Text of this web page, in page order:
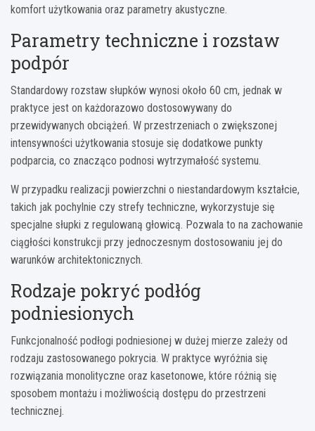
komfort użytkowania oraz parametry akustyczne.
Parametry techniczne i rozstaw
podpór
Standardowy rozstaw słupków wynosi około 60 cm, jednak w
praktyce jest on każdorazowo dostosowywany do
przewidywanych obciążeń. W przestrzeniach o zwiększonej
intensywności użytkowania stosuje się dodatkowe punkty
podparcia, co znacząco podnosi wytrzymałość systemu.
W przypadku realizacji powierzchni o niestandardowym kształcie,
takich jak pochylnie czy strefy techniczne, wykorzystuje się
specjalne słupki z regulowaną głowicą. Pozwala to na zachowanie
ciągłości konstrukcji przy jednoczesnym dostosowaniu jej do
warunków architektonicznych.
Rodzaje pokryć podłóg
podniesionych
Funkcjonalność podłogi podniesionej w dużej mierze zależy od
rodzaju zastosowanego pokrycia. W praktyce wyróżnia się
rozwiązania monolityczne oraz kasetonowe, które różnią się
sposobem montażu i możliwością dostępu do przestrzeni
technicznej.